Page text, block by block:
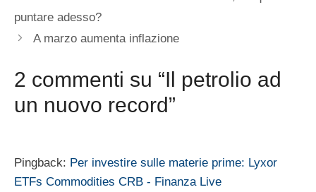
puntare adesso?
A marzo aumenta inflazione
2 commenti su “Il petrolio ad
un nuovo record”
Pingback: Per investire sulle materie prime: Lyxor
ETFs Commodities CRB - Finanza Live